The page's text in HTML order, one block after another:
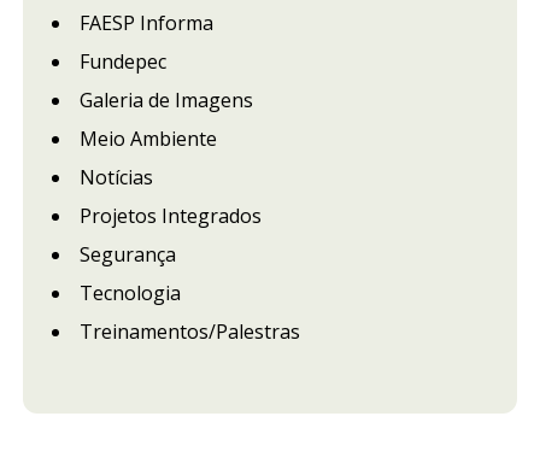
FAESP Informa
Fundepec
Galeria de Imagens
Meio Ambiente
Notícias
Projetos Integrados
Segurança
Tecnologia
Treinamentos/Palestras